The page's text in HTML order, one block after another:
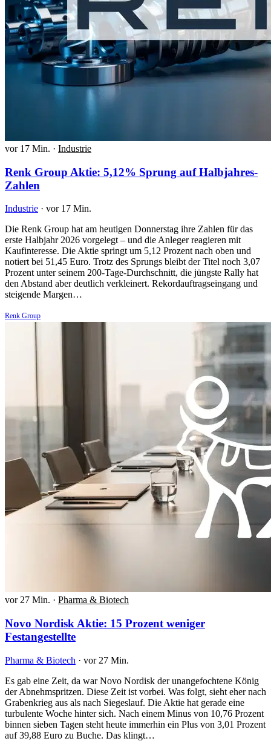
vor 17 Min. · Industrie
Renk Group Aktie: 5,12% Sprung auf Halbjahres-
Zahlen
Industrie · vor 17 Min.
Die Renk Group hat am heutigen Donnerstag ihre Zahlen für das
erste Halbjahr 2026 vorgelegt – und die Anleger reagieren mit
Kaufinteresse. Die Aktie springt um 5,12 Prozent nach oben und
notiert bei 51,45 Euro. Trotz des Sprungs bleibt der Titel noch 3,07
Prozent unter seinem 200-Tage-Durchschnitt, die jüngste Rally hat
den Abstand aber deutlich verkleinert. Rekordauftragseingang und
steigende Margen…
Renk Group
vor 27 Min. · Pharma & Biotech
Novo Nordisk Aktie: 15 Prozent weniger
Festangestellte
Pharma & Biotech · vor 27 Min.
Es gab eine Zeit, da war Novo Nordisk der unangefochtene König
der Abnehmspritzen. Diese Zeit ist vorbei. Was folgt, sieht eher nach
Grabenkrieg aus als nach Siegeslauf. Die Aktie hat gerade eine
turbulente Woche hinter sich. Nach einem Minus von 10,76 Prozent
binnen sieben Tagen steht heute immerhin ein Plus von 3,01 Prozent
auf 39,88 Euro zu Buche. Das klingt…